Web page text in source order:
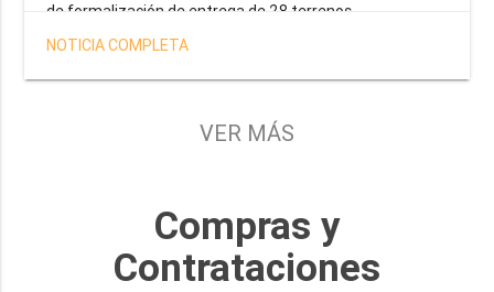
de formalización de entrega de 28 terrenos
correspondientes a la operatoria especial anunciada por
el Gobernador Gustavo Melella, la cual tiene como
objetivo brindar una solución habitacional a docentes,
Provincia y del Servicio Penitenciario.
NOTICIA COMPLETA
VER MÁS
Compras y
Contrataciones